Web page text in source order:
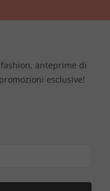
anteprime di
esclusive!